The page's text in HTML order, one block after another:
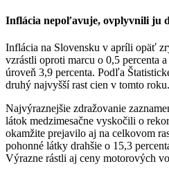
Inflácia nepoľavuje, ovplyvnili ju
Inflácia na Slovensku v apríli opäť
vzrástli oproti marcu o 0,5 percenta
úroveň 3,9 percenta. Podľa
druhý najvyšší rast cien v tomto roku.
Najvýraznejšie zdražovanie
látok medzimesačne vyskočili o
okamžite prejavilo aj na celkovom
pohonné látky drahšie o 15,3
Výrazne rástli aj ceny motorových